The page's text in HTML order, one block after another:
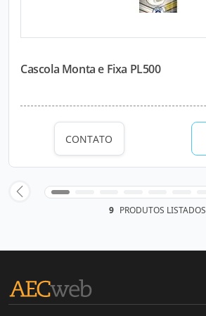
Cascola Monta e Fixa PL500
CONTATO
9 PRODUTOS LISTADOS